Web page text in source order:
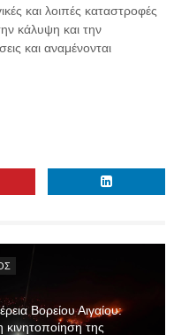
και λοιπές καταστροφές
κάλυψη και την
και αναμένονται
Βορείου Αιγαίου:
κινητοποίηση της